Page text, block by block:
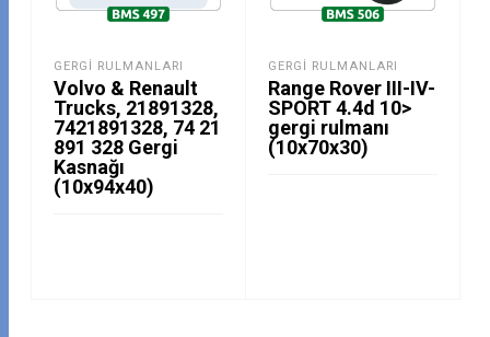
GERGI RULMANLARI
Volvo & Renault
Trucks, 21891328,
7421891328, 74 21
891 328 Gergi
Kasnağı
(10x94x40)
GERGI RULMANLARI
Range Rover III-IV-
SPORT 4.4d 10>
gergi rulmanı
(10x70x30)